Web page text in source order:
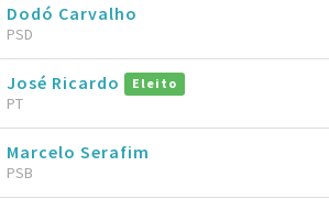
Dodó Carvalho
PSD
José Ricardo Eleito
PT
Marcelo Serafim
PSB